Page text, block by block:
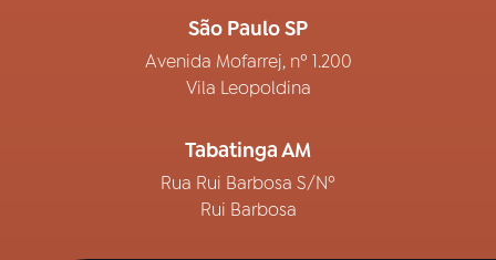
São Paulo SP
Avenida Mofarrej, nº 1.200
Vila Leopoldina
Tabatinga AM
Rua Rui Barbosa S/Nº
Rui Barbosa